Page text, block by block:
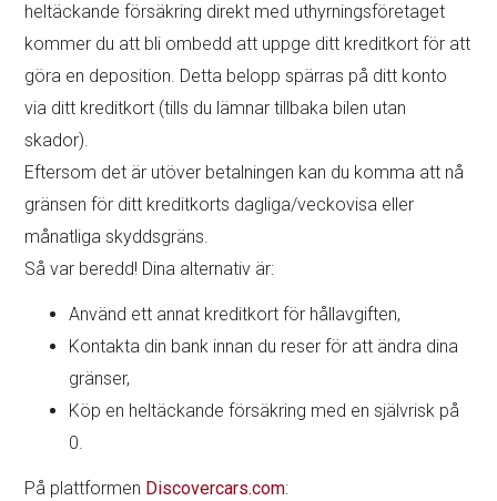
heltäckande försäkring direkt med uthyrningsföretaget
kommer du att bli ombedd att uppge ditt kreditkort för att
göra en deposition. Detta belopp spärras på ditt konto
via ditt kreditkort (tills du lämnar tillbaka bilen utan
skador).
Eftersom det är utöver betalningen kan du komma att nå
gränsen för ditt kreditkorts dagliga/veckovisa eller
månatliga skyddsgräns.
Så var beredd! Dina alternativ är:
Använd ett annat kreditkort för hållavgiften,
Kontakta din bank innan du reser för att ändra dina
gränser,
Köp en heltäckande försäkring med en självrisk på
0.
På plattformen Discovercars.com: